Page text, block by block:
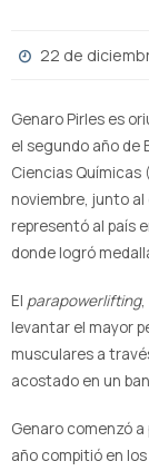
22 de
Genaro Pirles es
el segundo año de
Ciencias Químicas
noviembre, junto
representó al país
donde logró
El parapowerlifting,
levantar el mayor
musculares a
acostado en un
Genaro comenzó
año compitió en